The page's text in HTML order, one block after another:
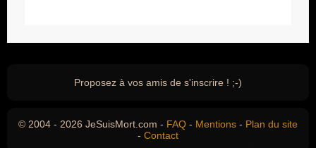
Proposez à vos amis de s'inscrire ! ;-)
© 2004 - 2026 JeSuisMort.com - FAQ - Mentions - Plan du site
- Contact